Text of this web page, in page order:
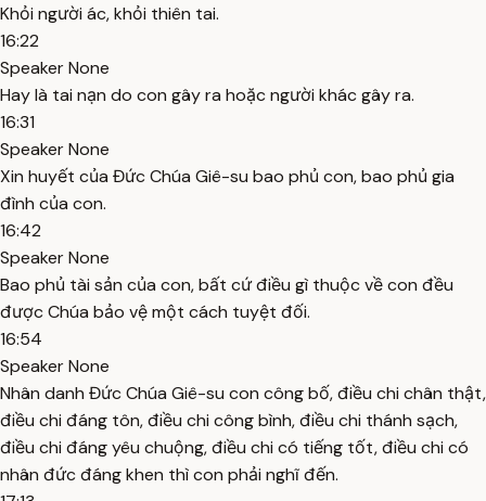
Khỏi người ác, khỏi thiên tai.
16:22
Speaker None
Hay là tai nạn do con gây ra hoặc người khác gây ra.
16:31
Speaker None
Xin huyết của Đức Chúa Giê-su bao phủ con, bao phủ gia
đình của con.
16:42
Speaker None
Bao phủ tài sản của con, bất cứ điều gì thuộc về con đều
được Chúa bảo vệ một cách tuyệt đối.
16:54
Speaker None
Nhân danh Đức Chúa Giê-su con công bố, điều chi chân thật,
điều chi đáng tôn, điều chi công bình, điều chi thánh sạch,
điều chi đáng yêu chuộng, điều chi có tiếng tốt, điều chi có
nhân đức đáng khen thì con phải nghĩ đến.